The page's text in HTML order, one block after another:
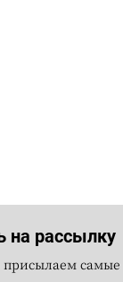
на рассылку
самые